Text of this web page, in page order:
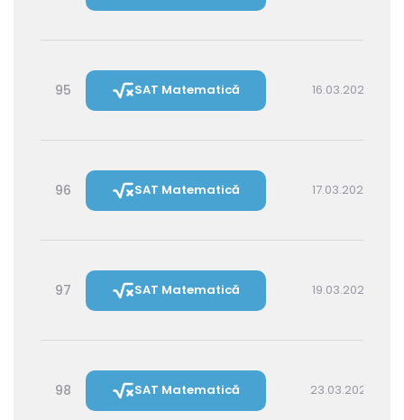
95 SAT Matematică 16.03.2027 16:00
96 SAT Matematică 17.03.2027 14:30
97 SAT Matematică 19.03.2027 16:00
98 SAT Matematică 23.03.2027 16:00